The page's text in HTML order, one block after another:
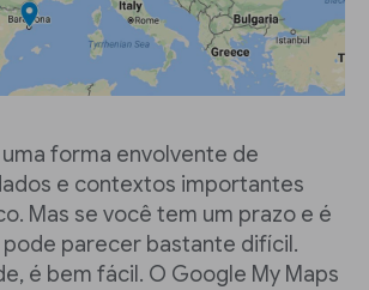
forma envolvente de
e contextos importantes
Mas se você tem um prazo e é
pode parecer bastante difícil.
é bem fácil. O Google My Maps